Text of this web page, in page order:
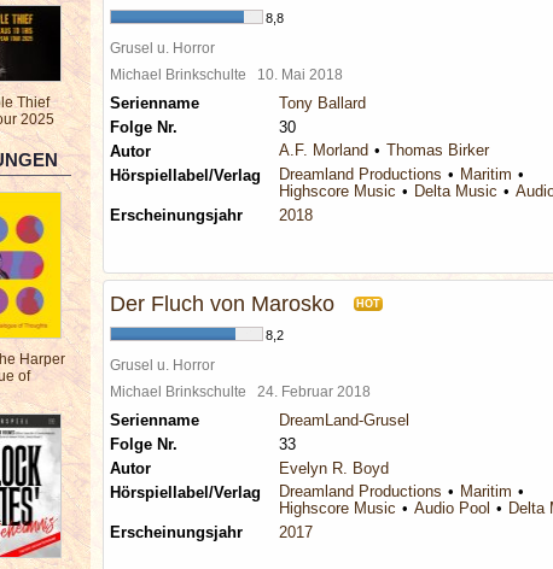
Thief
2025
Harper
of
8,8
Grusel u. Horror
Michael Brinkschulte 10. Mai 2018
Serienname
Tony Ballard
Folge Nr.
30
Autor
A.F. Morland
Thomas Birker
Hörspiellabel/Verlag
Dreamland Productions
Maritim
Highscore Music
Delta Music
Erscheinungsjahr
2018
Der Fluch von Marosko HOT
8,2
Grusel u. Horror
Michael Brinkschulte 24. Februar 2018
Serienname
DreamLand-Grusel
Folge Nr.
33
Autor
Evelyn R. Boyd
Hörspiellabel/Verlag
Dreamland Productions
Maritim
Highscore Music
Audio Pool
Delta
Erscheinungsjahr
2017